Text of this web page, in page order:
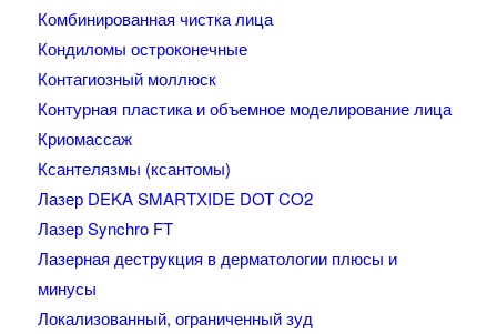
Комбинированная чистка лица
Кондиломы остроконечные
Контагиозный моллюск
Контурная пластика и объемное моделирование лица
Криомассаж
Ксантелязмы (ксантомы)
Лазер DEKA SMARTXIDE DOT CO2
Лазер Synchro FT
Лазерная деструкция в дерматологии плюсы и
минусы
Локализованный, ограниченный зуд